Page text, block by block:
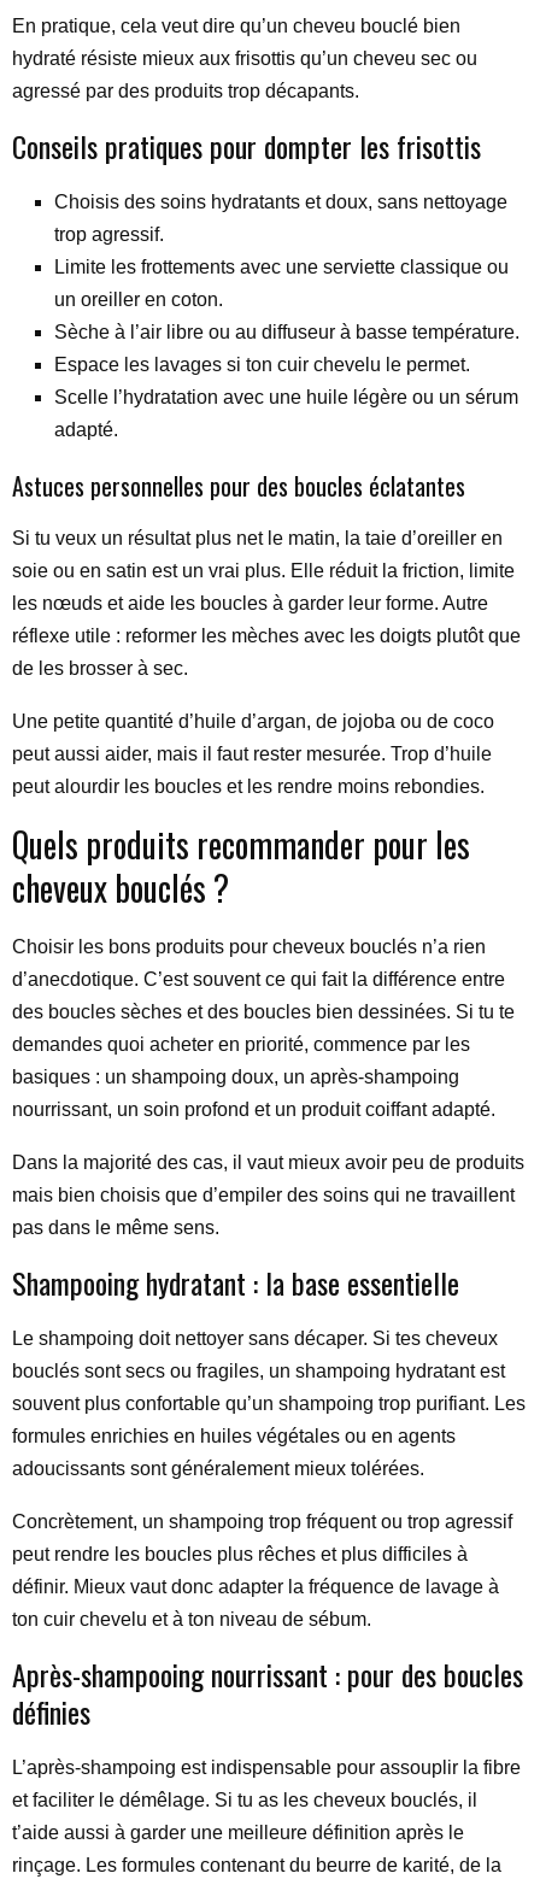
En pratique, cela veut dire qu’un cheveu bouclé bien
hydraté résiste mieux aux frisottis qu’un cheveu sec ou
agressé par des produits trop décapants.
Conseils pratiques pour dompter les frisottis
Choisis des soins hydratants et doux, sans nettoyage
trop agressif.
Limite les frottements avec une serviette classique ou
un oreiller en coton.
Sèche à l’air libre ou au diffuseur à basse température.
Espace les lavages si ton cuir chevelu le permet.
Scelle l’hydratation avec une huile légère ou un sérum
adapté.
Astuces personnelles pour des boucles éclatantes
Si tu veux un résultat plus net le matin, la taie d’oreiller en
soie ou en satin est un vrai plus. Elle réduit la friction, limite
les nœuds et aide les boucles à garder leur forme. Autre
réflexe utile : reformer les mèches avec les doigts plutôt que
de les brosser à sec.
Une petite quantité d’huile d’argan, de jojoba ou de coco
peut aussi aider, mais il faut rester mesurée. Trop d’huile
peut alourdir les boucles et les rendre moins rebondies.
Quels produits recommander pour les
cheveux bouclés ?
Choisir les bons produits pour cheveux bouclés n’a rien
d’anecdotique. C’est souvent ce qui fait la différence entre
des boucles sèches et des boucles bien dessinées. Si tu te
demandes quoi acheter en priorité, commence par les
basiques : un shampoing doux, un après-shampoing
nourrissant, un soin profond et un produit coiffant adapté.
Dans la majorité des cas, il vaut mieux avoir peu de produits
mais bien choisis que d’empiler des soins qui ne travaillent
pas dans le même sens.
Shampooing hydratant : la base essentielle
Le shampoing doit nettoyer sans décaper. Si tes cheveux
bouclés sont secs ou fragiles, un shampoing hydratant est
souvent plus confortable qu’un shampoing trop purifiant. Les
formules enrichies en huiles végétales ou en agents
adoucissants sont généralement mieux tolérées.
Concrètement, un shampoing trop fréquent ou trop agressif
peut rendre les boucles plus rêches et plus difficiles à
définir. Mieux vaut donc adapter la fréquence de lavage à
ton cuir chevelu et à ton niveau de sébum.
Après-shampooing nourrissant : pour des boucles
définies
L’après-shampoing est indispensable pour assouplir la fibre
et faciliter le démêlage. Si tu as les cheveux bouclés, il
t’aide aussi à garder une meilleure définition après le
rinçage. Les formules contenant du beurre de karité, de la